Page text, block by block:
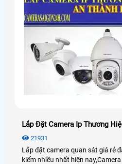
Lắp Đặt Camera Ip Thương
21931
Lắp đặt camera quan sát giá rẻ
kiếm nhiều nhất hiện